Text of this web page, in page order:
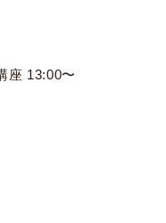
座 13:00〜